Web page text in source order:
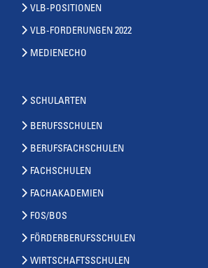
VLB-POSITIONEN
VLB-FORDERUNGEN 2022
MEDIENECHO
SCHULARTEN
BERUFSSCHULEN
BERUFSFACHSCHULEN
FACHSCHULEN
FACHAKADEMIEN
FOS/BOS
FÖRDERBERUFSSCHULEN
WIRTSCHAFTSSCHULEN